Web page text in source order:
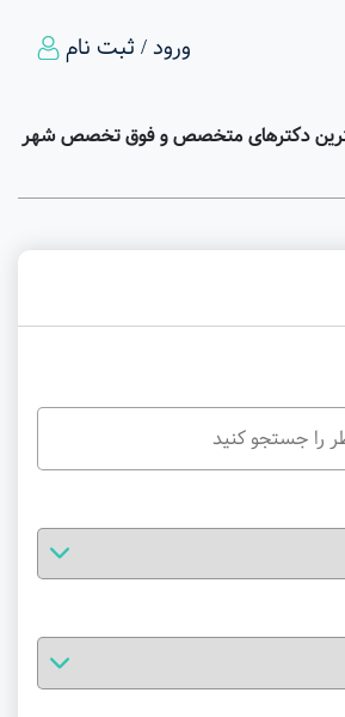
ورود / ثبت نام
دکترهای متخصص و فوق تخصص شهر